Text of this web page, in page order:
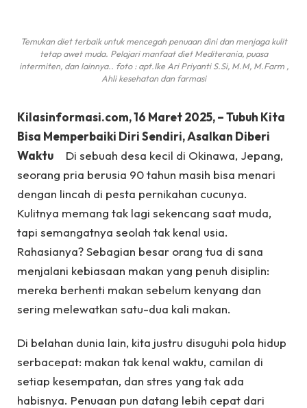
Temukan diet terbaik untuk mencegah penuaan dini dan menjaga kulit
tetap awet muda. Pelajari manfaat diet Mediterania, puasa
intermiten, dan lainnya.. foto : apt.Ike Ari Priyanti S.Si, M.M, M.Farm ,
Ahli kesehatan dan farmasi
Kilasinformasi.com, 16 Maret 2025, – Tubuh Kita
Bisa Memperbaiki Diri Sendiri, Asalkan Diberi
Waktu Di sebuah desa kecil di Okinawa, Jepang,
seorang pria berusia 90 tahun masih bisa menari
dengan lincah di pesta pernikahan cucunya.
Kulitnya memang tak lagi sekencang saat muda,
tapi semangatnya seolah tak kenal usia.
Rahasianya? Sebagian besar orang tua di sana
menjalani kebiasaan makan yang penuh disiplin:
mereka berhenti makan sebelum kenyang dan
sering melewatkan satu-dua kali makan.
Di belahan dunia lain, kita justru disuguhi pola hidup
serbacepat: makan tak kenal waktu, camilan di
setiap kesempatan, dan stres yang tak ada
habisnya. Penuaan pun datang lebih cepat dari